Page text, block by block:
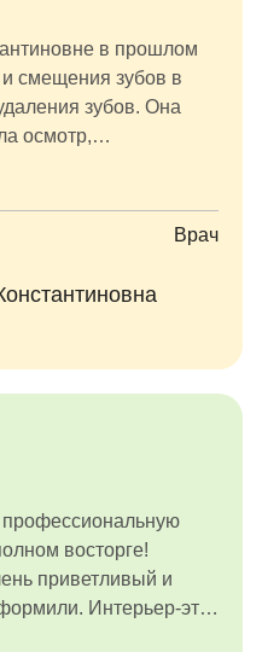
в прошлом
и смещения зубов в
зубов. Она
осмотр,
наши проблемы
зубки, но мы очень
казалось
Константиновна
ребёнок
хоть и
держим
периодически
кто-то сейчас в
то очень рекомендую
Врач
восторге!
приветливый и
Интерьер-это